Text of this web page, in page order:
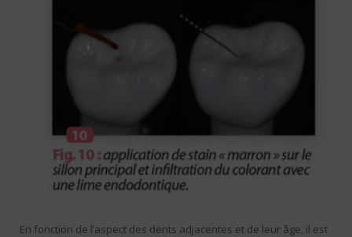
En fonction de l’aspect des dents adjacentes et de leur âge, il est